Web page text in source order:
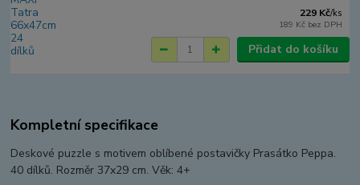
229 Kč/ks
189 Kč bez DPH
Přidat do košíku
Kompletní specifikace
Deskové puzzle s motivem oblíbené postavičky Prasátko Peppa.
40 dílků. Rozměr 37x29 cm. Věk: 4+